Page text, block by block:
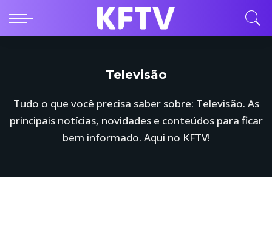
Televisão
Tudo o que você precisa saber sobre: Televisão. As
principais notícias, novidades e conteúdos para ficar
bem informado. Aqui no KFTV!